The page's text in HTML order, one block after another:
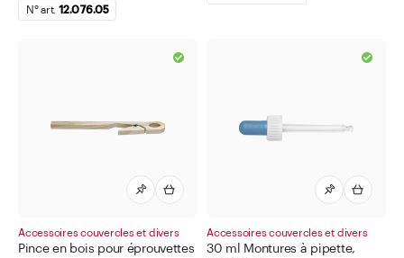
N° art. 12.076.05
Accessoires couvercles et divers
Pince en bois pour éprouvettes
Accessoires couvercles et divers
30 ml Montures à pipette,